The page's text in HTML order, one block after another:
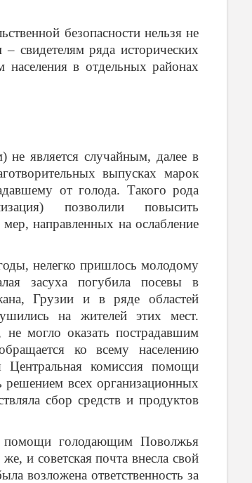
безопасности нельзя не
– свидетелям ряда исторических
в отдельных районах
является случайным, далее в
выпусках марок
от голода. Такого рода
позволили повысить
направленных на ослабление
нелегко пришлось молодому
засуха погубила посевы в
Грузии и в ряде областей
на жителей этих мест.
не могло оказать пострадавшим
ко всему населению
комиссия помощи
всех организационных
сбор средств и продуктов
помощи голодающим Поволжья
и советская почта внесла свой
возложена ответственность за